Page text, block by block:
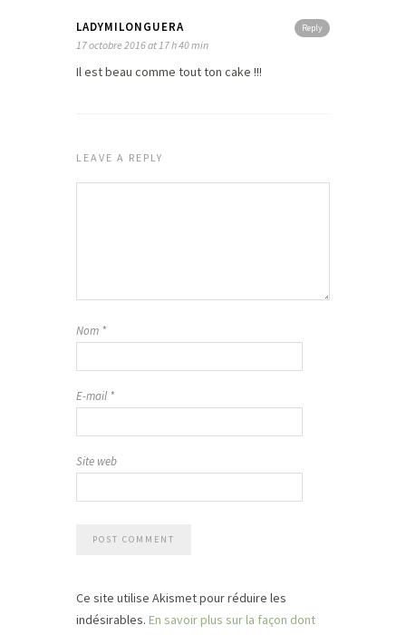
Reply
LADYMILONGUERA
17 octobre 2016 at 17 h 40 min
Il est beau comme tout ton cake !!!
LEAVE A REPLY
Nom *
E-mail *
Site web
Ce site utilise Akismet pour réduire les
indésirables. En savoir plus sur la façon dont